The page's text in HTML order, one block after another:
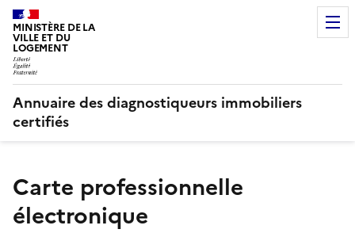
MINISTÈRE DE LA
VILLE ET DU
LOGEMENT
Annuaire des diagnostiqueurs immobiliers
certifiés
Carte professionnelle
électronique